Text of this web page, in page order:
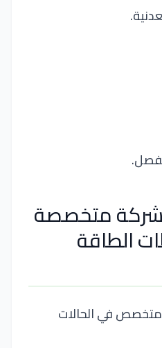
شركة متخصصة
الطاقة
في الحالات